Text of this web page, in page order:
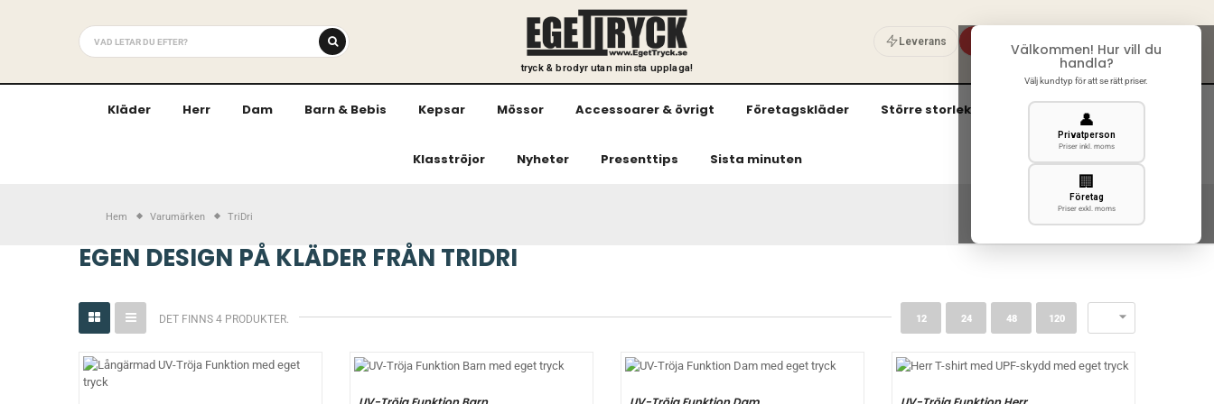
tryck & brodyr utan minsta upplaga!
Leverans Välkommen! Hur vill du
handla?
Välj kundtyp för att se rätt priser.
👤
Privatperson
Priser inkl. moms
🏢
Företag
Priser exkl. moms
0
Kläder Herr Dam Barn & Bebis Kepsar Mössor Accessoarer & övrigt Företagskläder Större storlekar (3XL och uppåt)
Klasströjor Nyheter Presenttips Sista minuten
Hem Varumärken TriDri
EGEN DESIGN PÅ KLÄDER FRÅN TRIDRI
DET FINNS 4 PRODUKTER. 12 24 48 120 